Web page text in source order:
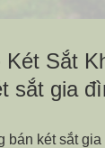
Két Sắt
sắt gia
bán két sắt